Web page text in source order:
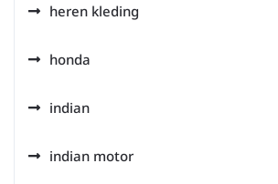
heren kleding
honda
indian
indian motor